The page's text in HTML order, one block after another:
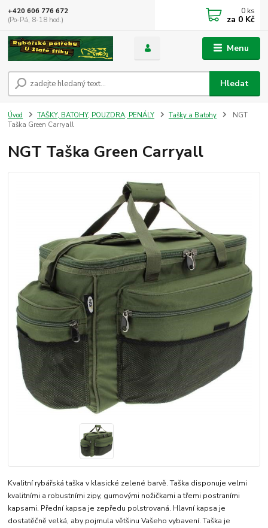
Menu
Hledat
+420 606 776 672
(Po-Pá, 8-18 hod.)
0 ks
za 0 Kč
Úvod TAŠKY, BATOHY, POUZDRA, PENÁLY Tašky a Batohy
NGT
Taška Green Carryall
NGT Taška Green Carryall
Kvalitní rybářská taška v klasické zelené barvě. Taška disponuje velmi
kvalitními a robustními zipy, gumovými nožičkami a třemi postraními
kapsami. Přední kapsa je zepředu polstrovaná. Hlavní kapsa je
dostatěčně velká, aby pojmula většinu Vašeho vybavení. Taška je